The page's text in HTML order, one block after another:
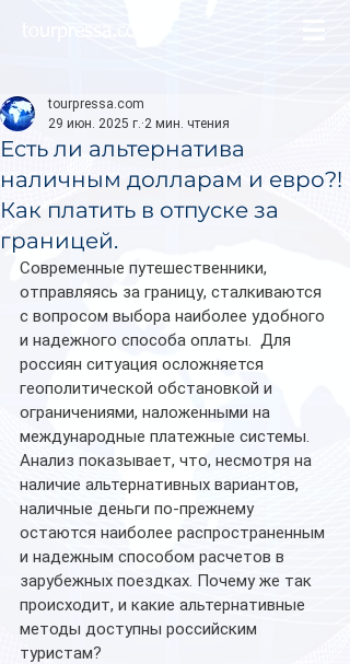
Есть ли альтернатива
наличным долларам и евро?!
Как платить в отпуске за
границей.
tourpressa.com
29 июн. 2025 г. 2 мин. чтения
Современные путешественники,
отправляясь за границу, сталкиваются
с вопросом выбора наиболее удобного
и надежного способа оплаты.  Для
россиян ситуация осложняется
геополитической обстановкой и
ограничениями, наложенными на
международные платежные системы.
Анализ показывает, что, несмотря на
наличие альтернативных вариантов,
наличные деньги по-прежнему
остаются наиболее распространенным
и надежным способом расчетов в
зарубежных поездках. Почему же так
происходит, и какие альтернативные
методы доступны российским
туристам?